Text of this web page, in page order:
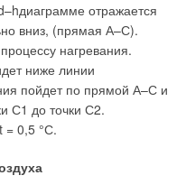
отражается
вниз, (прямая А–С).
нагревания.
ниже линии
пойдет по прямой А–С и
С1 до точки С2.
= 0,5 °С.
Уведомления отключены